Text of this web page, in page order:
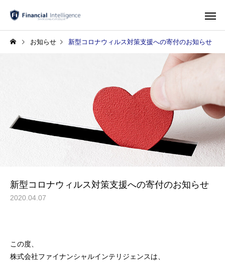
お知らせ 新型コロナウィルス対策支援への寄付のお知らせ
新型コロナウィルス対策支援への寄付のお知らせ
2020.04.07
この度、
株式会社ファイナンシャルインテリジェンスは、